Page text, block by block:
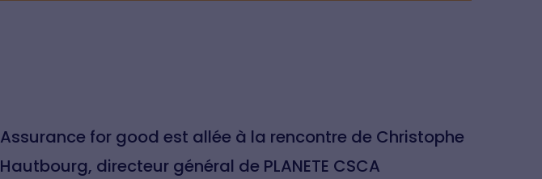
Assurance for good est allée à la rencontre de Christophe
Hautbourg, directeur général de PLANETE CSCA